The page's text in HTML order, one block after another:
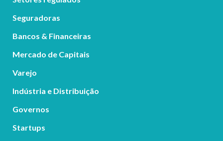
Seguradoras
Bancos & Financeiras
Mercado de Capitais
Varejo
Indústria e Distribuição
Governos
Startups